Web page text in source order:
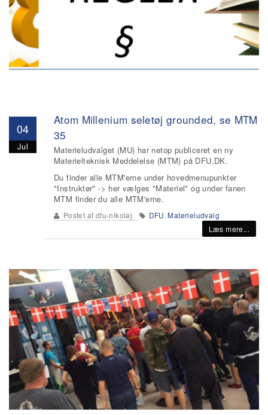
04
Jul
Atom Millenium seletøj grounded, se MTM
35
Materieludvalget (MU) har netop publiceret en ny
Materielteknisk Meddelelse (MTM) på DFU.DK.
Du finder alle MTM'erne under hovedmenupunkter
"Instruktør" -> her vælges "Materiel" og under fanen
MTM finder du alle MTM'erne.
Postet af dfu-nikolaj DFU,Materieludvalg
Læs mere...